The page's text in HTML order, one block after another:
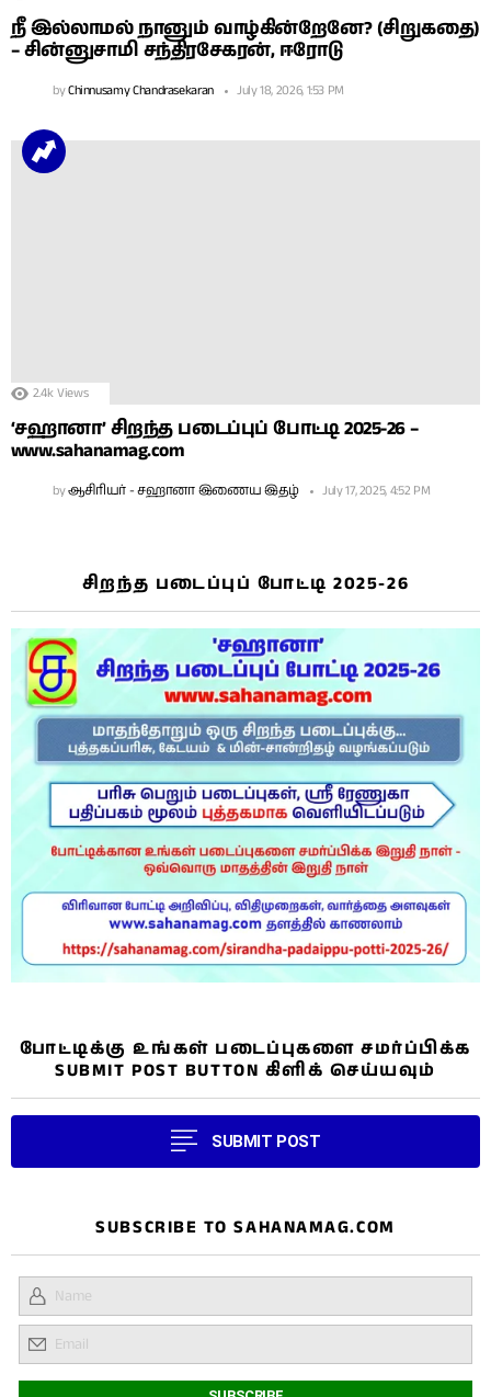
நீ இல்லாமல் நானும் வாழ்கின்றேனே? (சிறுகதை)
– சின்னுசாமி சந்திரசேகரன், ஈரோடு
byChinnusamy Chandrasekaran July 18, 2026, 1:53 PM
2.4k Views
‘சஹானா’ சிறந்த படைப்புப் போட்டி 2025-26 –
www.sahanamag.com
byஆசிரியர் - சஹானா இணைய இதழ் July 17, 2025, 4:52 PM
சிறந்த படைப்புப் போட்டி 2025-26
போட்டிக்கு உங்கள் படைப்புகளை சமர்ப்பிக்க
SUBMIT POST BUTTON கிளிக் செய்யவும்
SUBMIT POST
SUBSCRIBE TO SAHANAMAG.COM